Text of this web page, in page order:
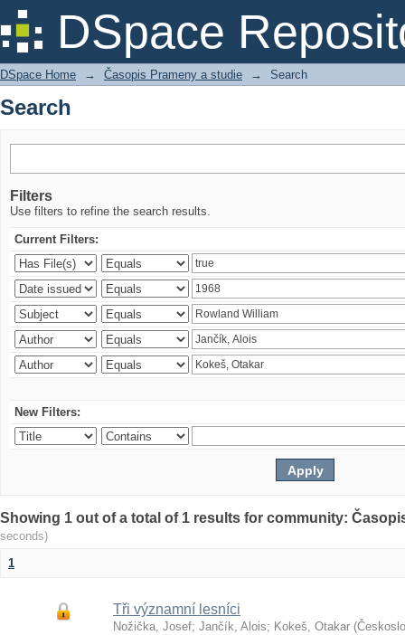
DSpace
Search
DSpace Home → Časopis Prameny a studie → Search
Search
Filters
Use filters to refine the search results.
Current Filters:
New Filters:
Showing 1 out of a total of 1 results for community:
seconds)
1
Tři významní lesníci
Nožička, Josef; Jančík, Alois; Kokeš, Otakar (